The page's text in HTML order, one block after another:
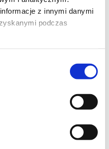
z innymi danymi
podczas